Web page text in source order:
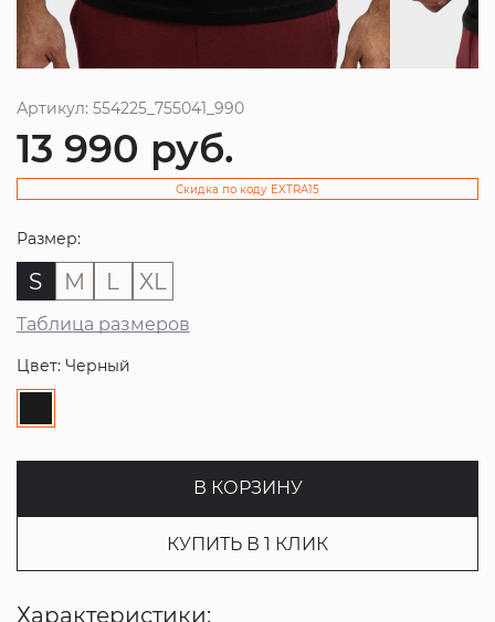
Артикул: 554225_755041_990
13 990 руб.
Скидка по коду EXTRA15
Размер:
S M L XL
Таблица размеров
Цвет: Черный
В КОРЗИНУ
КУПИТЬ В 1 КЛИК
Характеристики: